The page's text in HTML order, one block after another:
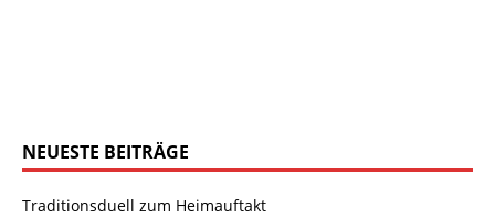
NEUESTE BEITRÄGE
Traditionsduell zum Heimauftakt